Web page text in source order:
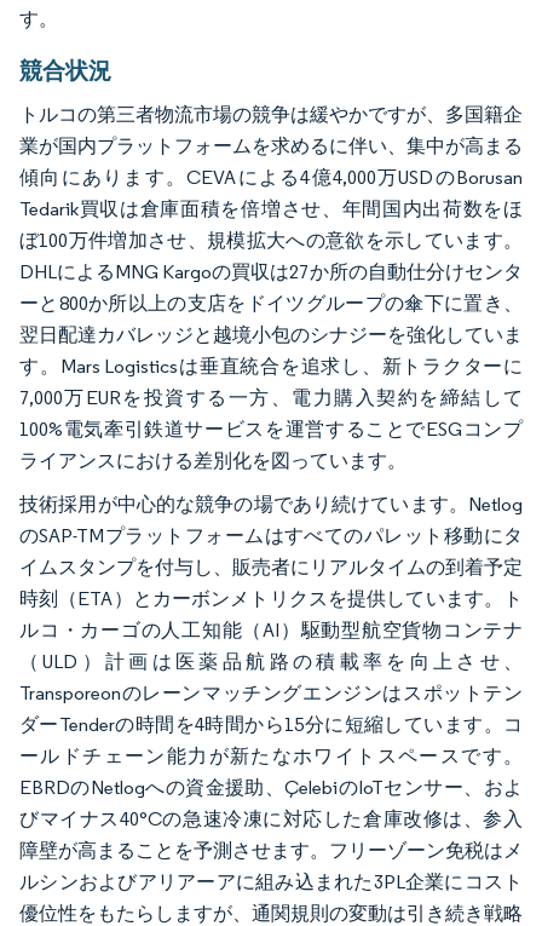
す。
競合状況
トルコの第三者物流市場の競争は緩やかですが、多国籍企
業が国内プラットフォームを求めるに伴い、集中が高まる
傾向にあります。CEVAによる4億4,000万USDのBorusan
Tedarik買収は倉庫面積を倍増させ、年間国内出荷数をほ
ぼ100万件増加させ、規模拡大への意欲を示しています。
DHLによるMNG Kargoの買収は27か所の自動仕分けセンタ
ーと800か所以上の支店をドイツグループの傘下に置き、
翌日配達カバレッジと越境小包のシナジーを強化していま
す。Mars Logisticsは垂直統合を追求し、新トラクターに
7,000万EURを投資する一方、電力購入契約を締結して
100%電気牽引鉄道サービスを運営することでESGコンプ
ライアンスにおける差別化を図っています。
技術採用が中心的な競争の場であり続けています。Netlog
のSAP-TMプラットフォームはすべてのパレット移動にタ
イムスタンプを付与し、販売者にリアルタイムの到着予定
時刻（ETA）とカーボンメトリクスを提供しています。ト
ルコ・カーゴの人工知能（AI）駆動型航空貨物コンテナ
（ULD）計画は医薬品航路の積載率を向上させ、
Transporeonのレーンマッチングエンジンはスポットテン
ダーTenderの時間を4時間から15分に短縮しています。コ
ールドチェーン能力が新たなホワイトスペースです。
EBRDのNetlogへの資金援助、ÇelebiのIoTセンサー、およ
びマイナス40°Cの急速冷凍に対応した倉庫改修は、参入
障壁が高まることを予測させます。フリーゾーン免税はメ
ルシンおよびアリアーアに組み込まれた3PL企業にコスト
優位性をもたらしますが、通関規則の変動は引き続き戦略